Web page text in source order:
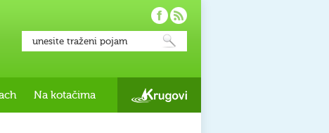
Na kotačima